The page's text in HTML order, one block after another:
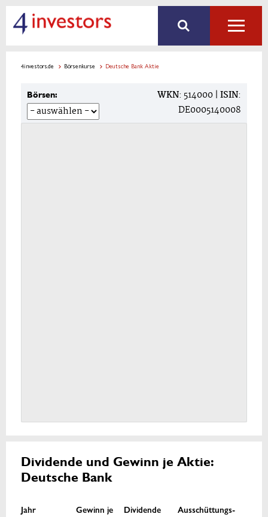
4investors.de Börsenkurse Deutsche Bank Aktie
Börsen: WKN: 514000 | ISIN:
DE0005140008
Dividende und Gewinn je Aktie:
Deutsche Bank
Jahr
Gewinn je
Dividende
Ausschüttungs-